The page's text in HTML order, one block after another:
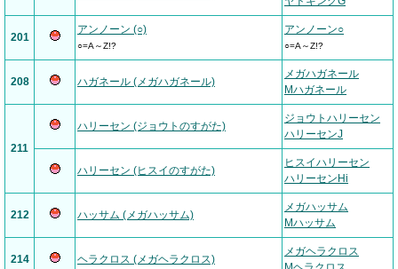
201
アンノーン (○)
○=A～Z!?
アンノーン○
○=A～Z!?
208 ハガネール (メガハガネール)
メガハガネール
Mハガネール
211
ハリーセン (ジョウトのすがた)
ジョウトハリーセン
ハリーセンJ
ハリーセン (ヒスイのすがた)
ヒスイハリーセン
ハリーセンHi
212 ハッサム (メガハッサム)
メガハッサム
Mハッサム
214 ヘラクロス (メガヘラクロス)
メガヘラクロス